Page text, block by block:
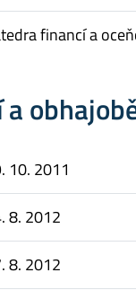
financí a
10. 2011
8. 2012
8. 2012